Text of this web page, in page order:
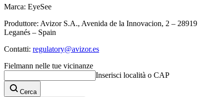
Marca: EyeSee
Produttore: Avizor S.A., Avenida de la Innovacion, 2 – 28919
Leganés – Spain
Contatti: regulatory@avizor.es
Fielmann nelle tue vicinanze
Inserisci località o CAP
Cerca